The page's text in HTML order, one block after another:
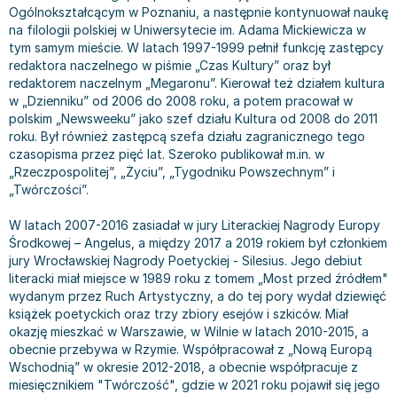
Bajki wiersze
Do kolorowania i naklejania
Kontrastowe obrazki
Kreatywne / Aktywizujące
Poznawanie świata
Podręczniki szkolne
Edukacja przedszkolna
Liceum, Technikum
Szkoły wyższe
Szkoła zawodowa
Książki: finanse, księgowość, bankowość
Książki o gospodarce
Inne
Książki o marketingu
Książki o zarządzaniu
Historia - książki
Archeologia - książki
Historia Polski - książki
II Wojna Światowa - książki
Książki militarne
Książki: Prawo
Inne
Książki: Prawo administracyjne
Książki: Prawo cywilne
Książki: Prawo finansowe
Książki: Prawo karne
Książki: pamiętniki, dzienniki i listy
Wywiady, wspomnienia - książki
Komiksy
Komiksy dla dorosłych
Komiksy dla dzieci
Komiksy dla młodzieży
Komiksy obcojęzyczne
Fantastyka, horror - książki
Książki horrory
Science Fiction - książki
Książki kryminały
Książki z poezją, aforyzmami i dramaty
Książki dramaty
Książki humorystyczne i aforyzmy
Tomiki poezji
Książki o sztuce
Liceum i technikum
Podręczniki do 1 klasy liceum i technikum
Podręczniki do 2 klasy liceum i technikum
Podręczniki do 3 klasy liceum i technikum
Podręczniki do klasy 4 liceum i technikum
Podręczniki do szkoły zawodowej
Podręczniki do 1 klasy szkoły zawodowej
Podręczniki do 2 klasy szkoły zawodowej
Książki dla dzieci
Książki dla dzieci do 2 lat
Książki: bajki dla dzieci do 2 lat
Do kąpieli i zabawy
Kolorowanki i książki do naklejania do 2 lat
Książki grające, z puzzlami i magnesami do 2 lat
Obrazki kontrastowe dla niemowląt
Poznawanie świata dla dzieci do 2 lat - książki
Książki o sportowcach
Książki: Turystyka i podróże
Albumy krajoznawcze
Albumy krajoznawcze - Polska
Albumy krajoznawcze - Świat
Atlasy
Atlasy - Polska
Atlasy - świat
Mapy
Mapy - Polska
Mapy - Świat
Przewodniki turystyczne
Przewodniki turystyczne - Polska
Przewodniki turystyczne - Świat
Książki: Zdrowie, rodzina, związki
Książki: Rodzina, związki
Julian Tuwim
Bracia Grimm
Stephen King
Tanya Valko
Lauren Kate
Jan Brzechwa
E. L. James
Virginia C. Andrews
Monika Szwaja
Camilla Läckberg
Jan Kochanowski
Henning Mankell
Beata Pawlikowska
L.J. Smith
Diana Palmer
Bear Grylls
Ogólnokształcącym w Poznaniu, a następnie kontynuował naukę
na filologii polskiej w Uniwersytecie im. Adama Mickiewicza w
tym samym mieście. W latach 1997-1999 pełnił funkcję zastępcy
redaktora naczelnego w piśmie „Czas Kultury” oraz był
redaktorem naczelnym „Megaronu”. Kierował też działem kultura
w „Dzienniku” od 2006 do 2008 roku, a potem pracował w
polskim „Newsweeku” jako szef działu Kultura od 2008 do 2011
roku. Był również zastępcą szefa działu zagranicznego tego
czasopisma przez pięć lat. Szeroko publikował m.in. w
„Rzeczpospolitej”, „Życiu”, „Tygodniku Powszechnym” i
„Twórczości”.
W latach 2007-2016 zasiadał w jury Literackiej Nagrody Europy
Środkowej – Angelus, a między 2017 a 2019 rokiem był członkiem
jury Wrocławskiej Nagrody Poetyckiej - Silesius. Jego debiut
literacki miał miejsce w 1989 roku z tomem „Most przed źródłem"
wydanym przez Ruch Artystyczny, a do tej pory wydał dziewięć
książek poetyckich oraz trzy zbiory esejów i szkiców. Miał
okazję mieszkać w Warszawie, w Wilnie w latach 2010-2015, a
obecnie przebywa w Rzymie. Współpracował z „Nową Europą
Wschodnią” w okresie 2012-2018, a obecnie współpracuje z
miesięcznikiem "Twórczość", gdzie w 2021 roku pojawił się jego